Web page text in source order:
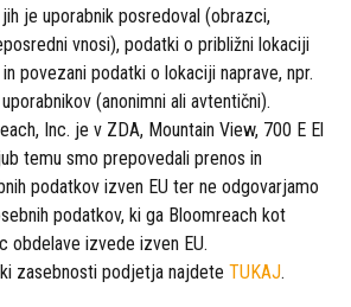
je uporabnik posredoval (obrazci,
vnosi), podatki o približni lokaciji
povezani podatki o lokaciji naprave, npr.
(anonimni ali avtentični).
Inc. je v ZDA, Mountain View, 700 E El
temu smo prepovedali prenos in
podatkov izven EU ter ne odgovarjamo
podatkov, ki ga Bloomreach kot
obdelave izvede izven EU.
zasebnosti podjetja najdete TUKAJ.